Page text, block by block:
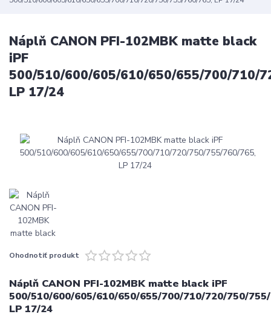
Náplň CANON PFI-102MBK matte black
iPF
500/510/600/605/610/650/655/700/710/
LP 17/24
Ohodnotiť produkt
Náplň CANON PFI-102MBK matte black iPF
500/510/600/605/610/650/655/700/710/720/750/
LP 17/24